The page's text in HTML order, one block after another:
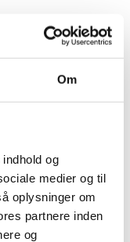
Om
og
medier og til
oplysninger om
partnere inden
og